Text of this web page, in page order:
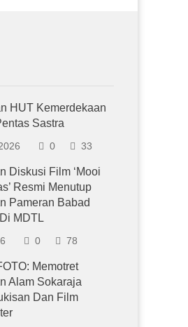
HUT Kemerdekaan
Sastra
0 33
Diskusi Film ‘Mooi
Resmi Menutup
Pameran Babad
MDTL
0 78
Memotret
Alam Sokaraja
Dan Film